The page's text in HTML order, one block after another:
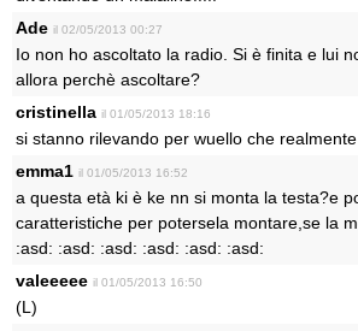
Ade il 02/05/2013 00:27
Io non ho ascoltato la radio. Si è finita e lui
allora perchè ascoltare?
cristinella il 01/05/2013 18:16
si stanno rilevando per wuello che
emma1 il 01/05/2013 16:52
a questa età ki è ke nn si monta la testa?e
caratteristiche per potersela montare,se la
:asd: :asd: :asd: :asd: :asd: :asd:
valeeeee il 01/05/2013 16:50
(L)